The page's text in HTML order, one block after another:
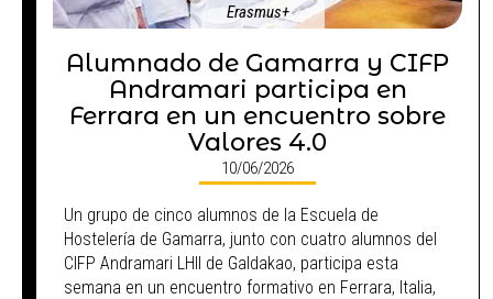
Erasmus+
Alumnado de Gamarra y CIFP
Andramari participa en
Ferrara en un encuentro sobre
Valores 4.0
10/06/2026
Un grupo de cinco alumnos de la Escuela de
Hostelería de Gamarra, junto con cuatro alumnos del
CIFP Andramari LHII de Galdakao, participa esta
semana en un encuentro formativo en Ferrara, Italia,